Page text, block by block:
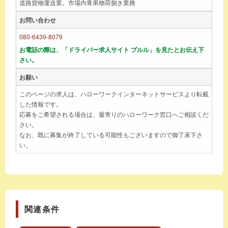
道路貨物運送業。市場内青果物荷捌き業務
お問い合わせ
080-6439-8079
お電話の際は、「ドライバー求人サイト ブルル」を見たとお伝え下
さい。
お願い
このページの求人は、ハローワークインターネットサービスより転載
した情報です。
応募をご希望される場合は、最寄りのハローワーク窓口へご相談くだ
さい。
なお、既に募集が終了している可能性もございますので御了承下さ
い。
関連条件